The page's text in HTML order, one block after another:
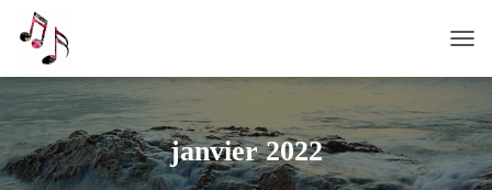
janvier 2022